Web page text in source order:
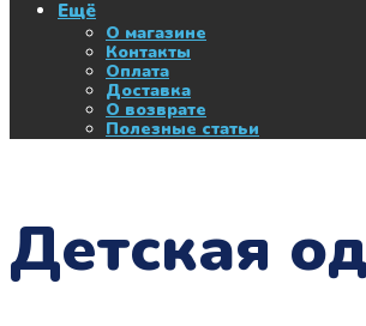
Ещё
О магазине
Контакты
Оплата
Доставка
О возврате
Полезные статьи
Детская